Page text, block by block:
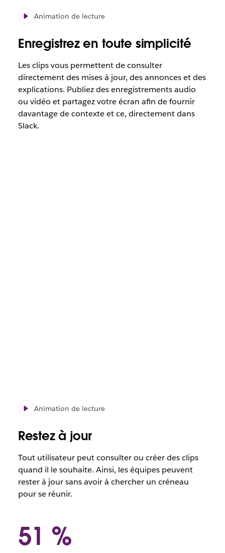
Animation de lecture
Enregistrez en toute simplicité
Les clips vous permettent de consulter
directement des mises à jour, des annonces et des
explications. Publiez des enregistrements audio
ou vidéo et partagez votre écran afin de fournir
davantage de contexte et ce, directement dans
Slack.
Animation de lecture
Restez à jour
Tout utilisateur peut consulter ou créer des clips
quand il le souhaite. Ainsi, les équipes peuvent
rester à jour sans avoir à chercher un créneau
pour se réunir.
51 %